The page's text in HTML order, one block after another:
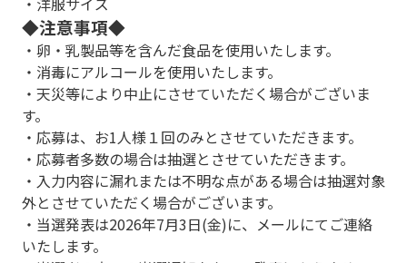
◆注意事項◆
・卵・乳製品等を含んだ食品を使用いたします。
・消毒にアルコールを使用いたします。
・天災等により中止にさせていただく場合がございま
す。
・応募は、お1人様１回のみとさせていただきます。
・応募者多数の場合は抽選とさせていただきます。
・入力内容に漏れまたは不明な点がある場合は抽選対象
外とさせていただく場合がございます。
・当選発表は2026年7月3日(金)に、メールにてご連絡
いたします。